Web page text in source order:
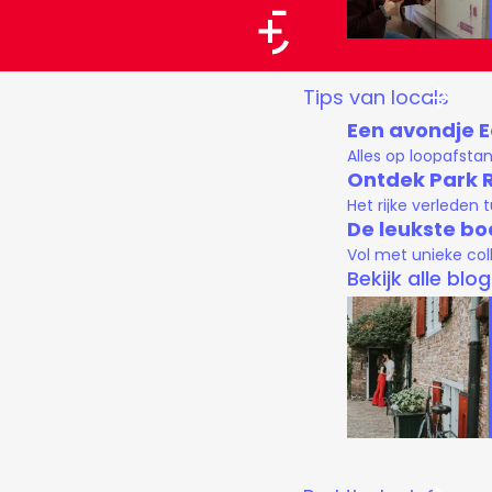
G
r
Tips van locals
Een avondje
Alles op
Ontdek Park
Het rijke verleden
De leukste
Vol met unieke
Bekijk alle